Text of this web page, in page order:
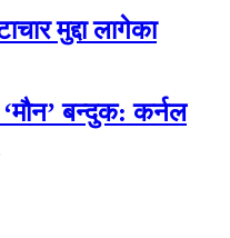
मुद्दा लागेका
बन्दुक: कर्नल